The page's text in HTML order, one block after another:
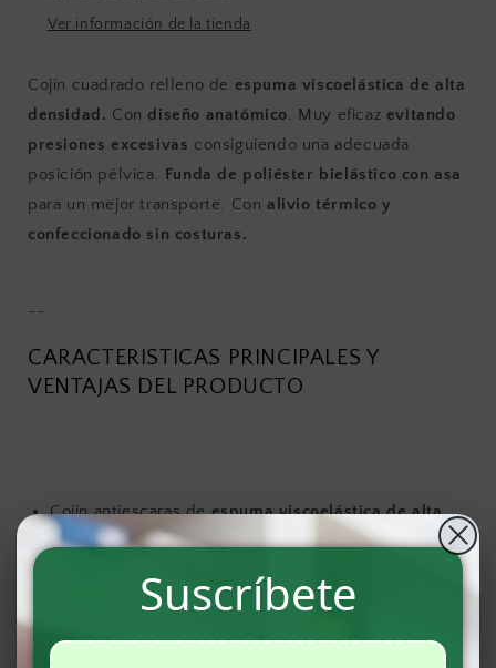
Ver información de la tienda
Cojín cuadrado relleno de espuma viscoelástica de alta
densidad. Con diseño anatómico. Muy eficaz evitando
presiones excesivas consiguiendo una adecuada
posición pélvica. Funda de poliéster bielástico con asa
para un mejor transporte. Con alivio térmico y
confeccionado sin costuras.
--
CARACTERISTICAS PRINCIPALES Y
VENTAJAS DEL PRODUCTO
Cojín antiescaras deespuma viscoelástica de alta
densidad
inyectada con excelentes propiedades de
distribución del peso del usuario
evitando presiones
Suscríbete